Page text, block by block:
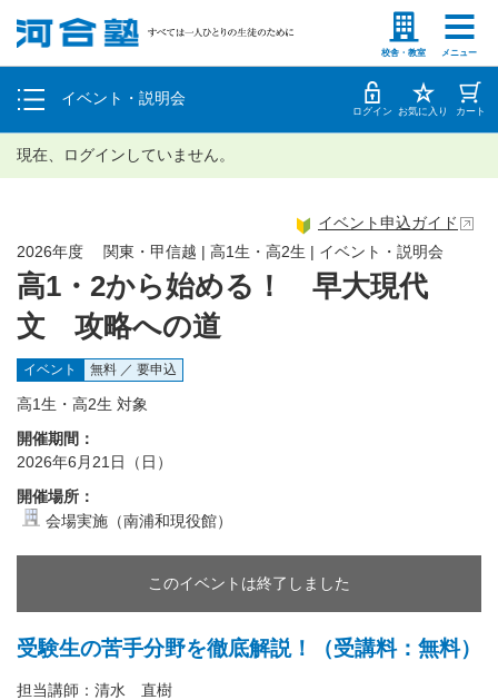
校舎・教室 メニュー
塾生の方 高等学校の先生
イベント・説明会
個別相談
体験授業 ログイン お気に入り カート
現在、ログインしていません。
高1・2から始める！ 早大現代
文 攻略への道
2026年度 関東・甲信越 | 高1生・高2生 | イベント・説明会
イベント申込ガイド
イベント 無料 ／ 要申込
高1生・高2生 対象
開催期間：
2026年6月21日（日）
開催場所：
会場実施（南浦和現役館）
このイベントは終了しました
受験生の苦手分野を徹底解説！（受講料：無料）
担当講師：清水 直樹